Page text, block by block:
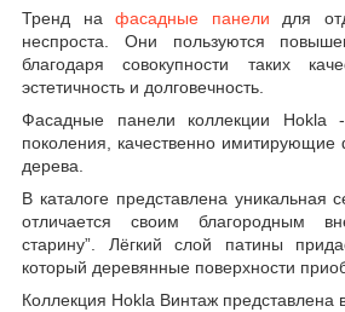
Тренд нафасадные панели для
неспроста. Они пользуются
благодаря совокупности таких
эстетичность и долговечность.
Фасадные панели коллекции Hokla
поколения, качественно имитирующие
дерева.
В каталоге представлена уникальная
отличается своим благородным
старину”. Лёгкий слой патины
который деревянные поверхности
Коллекция Hokla Винтаж представлена